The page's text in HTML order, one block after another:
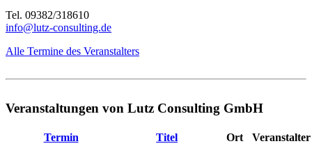
Tel. 09382/318610
info@lutz-consulting.de
Alle Termine des Veranstalters
Veranstaltungen von Lutz Consulting GmbH
Termin Titel Ort Veranstalter